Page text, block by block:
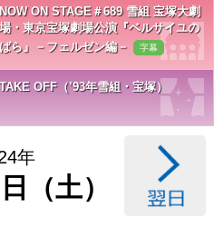
NOW ON STAGE＃689 雪組 宝塚大劇
場・東京宝塚劇場公演『ベルサイユの
ばら』－フェルゼン編－
字幕
TAKE OFF（’93年雪組・宝塚）
年
（土）